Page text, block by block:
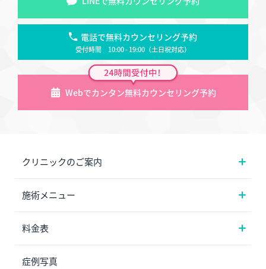
電話で無料カウンセリング予約
受付時間 10:00 - 19:00（土日祝対応）
Webでカンタン無料カウンセリング予約
クリニックのご案内
施術メニュー
料金表
症例写真